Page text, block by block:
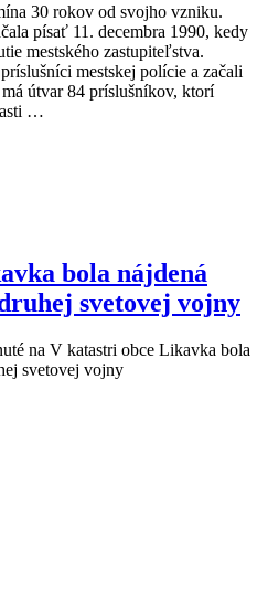
30 rokov od svojho vzniku.
písať 11. decembra 1990, kedy
mestského zastupiteľstva.
mestskej polície a začali
útvar 84 príslušníkov, ktorí
…
bola nájdená
svetovej vojny
na V katastri obce Likavka bola
svetovej vojny